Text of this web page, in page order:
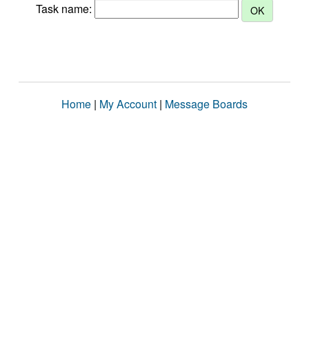
Task name:
Home | My Account | Message Boards